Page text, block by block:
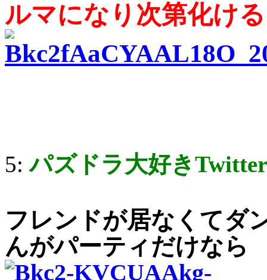
5:パズドラ大好き
フレンドが居なくてダ
んがパーティだけなら